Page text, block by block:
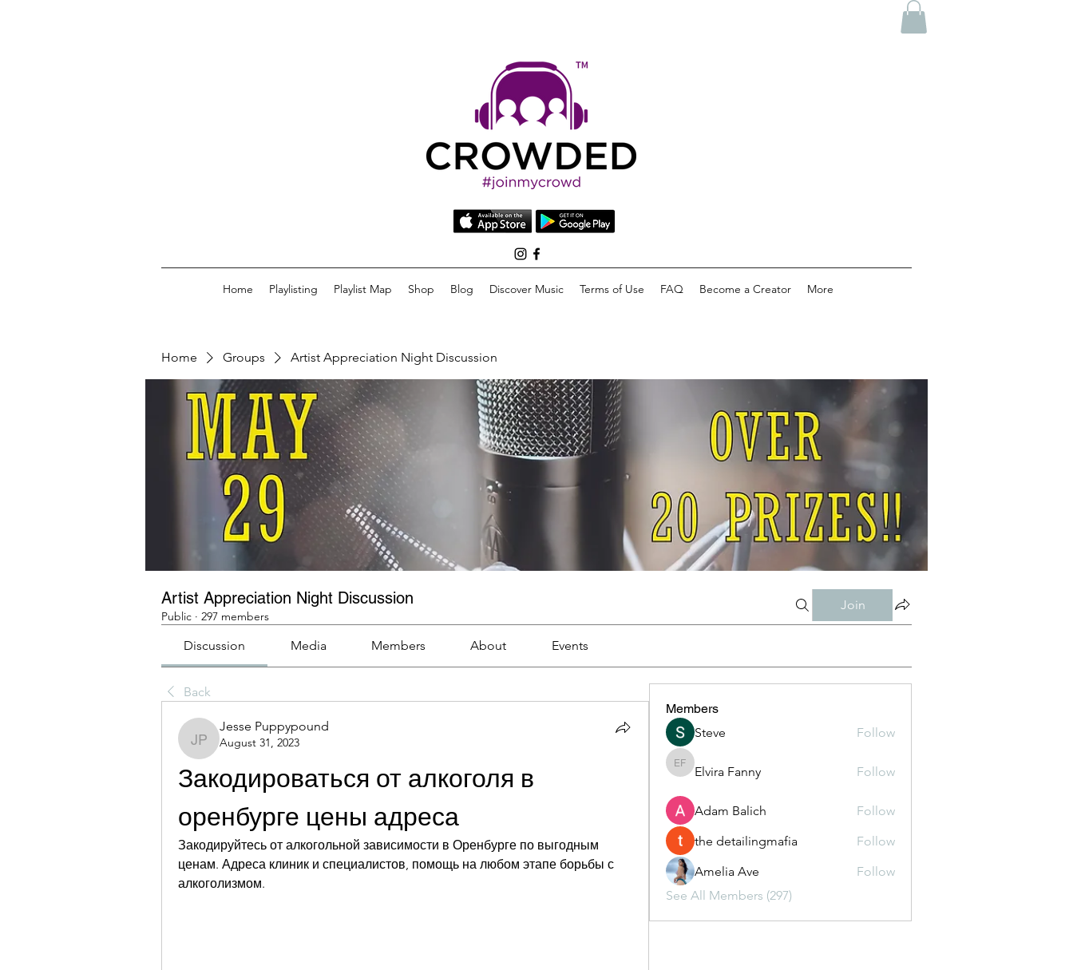
Home Playlisting Playlist Map Shop Blog Discover Music Terms of Use FAQ Become a Creator More
Home Groups Artist Appreciation Night Discussion
Artist Appreciation Night Discussion
Public · 297 members
Join
Discussion Media Members About Events
Back
Jesse Puppypound
Jesse Puppypound
August 31, 2023
Закодироваться от алкоголя в
оренбурге цены адреса
Закодируйтесь от алкогольной зависимости в Оренбурге по выгодным
ценам. Адреса клиник и специалистов, помощь на любом этапе борьбы с
алкоголизмом.
Members
Steve
Follow
Elvira Fanny
Elvira Fanny Follow
Adam Balich
Follow
the detailingmafia
Follow
Amelia Ave
Follow
See All Members (297)